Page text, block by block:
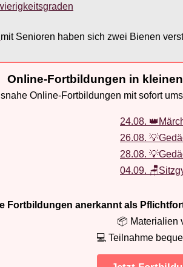
mit Senioren haben sich zwei Bienen
Online-Fortbildungen in
Online-Fortbildungen mit sofort
24.08.
26.08.
28.08.
04.09.
Fortbildungen anerkannt als
📦 Materialien
💻 Teilnahme